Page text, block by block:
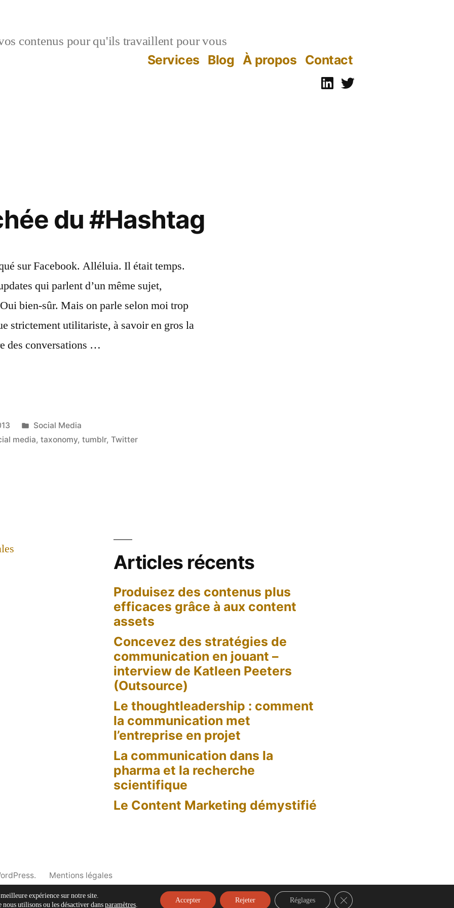
contenus pour qu'ils travaillent pour vous
Services Blog À propos Contact
Linkedin
du #Hashtag
sur Facebook. Alléluia. Il était temps.
qui parlent d’un même sujet,
bien-sûr. Mais on parle selon moi trop
strictement utilitariste, à savoir en gros la
des conversations …
Publié
dans
Social Media
media,taxonomy,tumblr,Twitter
Articles récents
Produisez des contenus plus
efficaces grâce à aux content
assets
Concevez des stratégies de
communication en jouant –
interview de Katleen Peeters
(Outsource)
Le thoughtleadership : comment
la communication met
l’entreprise en projet
La communication dans la
pharma et la recherche
scientifique
Le Content Marketing démystifié
Mentions légales
expérience sur notre site.
utilisons ou les désactiver dansparamètres.
Accepter Rejeter Réglages Fermer la bannière des cookies